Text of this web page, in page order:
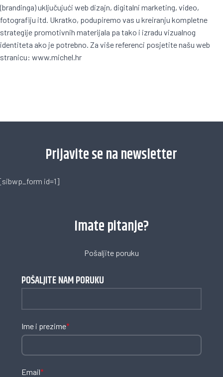
(brandinga) uključujući web dizajn, digitalni marketing, video,
fotografiju itd. Ukratko, podupiremo vas u kreiranju kompletne
strategije promotivnih materijala pa tako i izradu vizualnog
identiteta ako je potrebno. Za više referenci posjetite našu web
stranicu: www.michel.hr
Prijavite se na newsletter
id=1]
Imate pitanje?
Pošaljite poruku
POŠALJITE NAM PORUKU
Ime i prezime*
Email*